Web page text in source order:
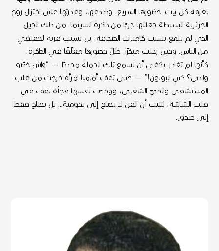
يعرفه كل بيت. حضورها السريع، وصدقها، وقدرتها على اختزال روح
الجزائرية البسيطة جعلتها جزءًا من ذاكرة السينما، من ذلك الجيل
الذي لم يلمع بسبب كاميرات الصحافة، بل بسبب قربه الحقيقي
من الناس. وحين رحلت مبكرًا، ظلّ حضورها معلّقًا في الذاكرة،
كأنها لم تغادر. يكفي أن نسمع تلك الجملة مجددًا — “واش خصّو
ولدي؟ كي البوبون!” — حتى تقف أمامنا امرأة خرجت من قلب
المستشفى والحيّ الشعبي، ووجدت نفسها فجأة تقف في
قلب الشاشة، لتثبت أن الفن لا يحتاج إلى نجومية… بل يحتاج فقط
إلى صدق.